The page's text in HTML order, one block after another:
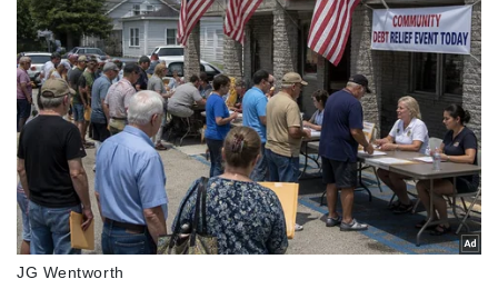
Thể thao
Bóng đá
Lịch thi đấu bóng đá
Thế giới thể thao
eSports
Hậu trường
Ô tô - Xe máy
Ô tô
Xe máy
Tư vấn